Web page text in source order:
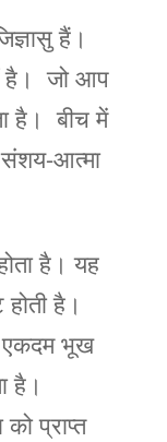
हैं।
है। जो आप
है। बीच में
आत्मा
है। यह
है।
एकदम भूख
है।
प्राप्त